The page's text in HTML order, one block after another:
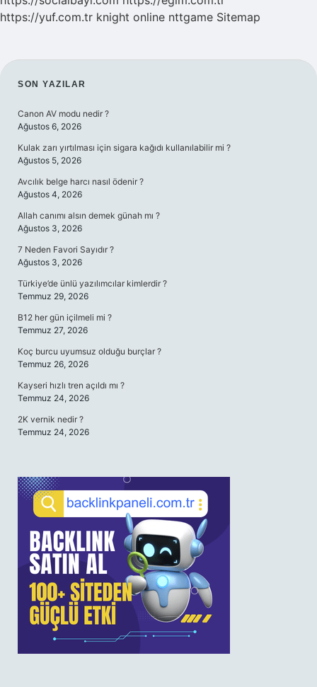
https://yuf.com.tr knight online nttgame Sitemap
SIDEBAR
SON YAZILAR
Canon AV modu nedir ?
Ağustos 6, 2026
Kulak zarı yırtılması için sigara kağıdı kullanılabilir mi ?
Ağustos 5, 2026
Avcılık belge harcı nasıl ödenir ?
Ağustos 4, 2026
Allah canımı alsın demek günah mı ?
Ağustos 3, 2026
7 Neden Favori Sayıdır ?
Ağustos 3, 2026
Türkiye’de ünlü yazılımcılar kimlerdir ?
Temmuz 29, 2026
B12 her gün içilmeli mi ?
Temmuz 27, 2026
Koç burcu uyumsuz olduğu burçlar ?
Temmuz 26, 2026
Kayseri hızlı tren açıldı mı ?
Temmuz 24, 2026
2K vernik nedir ?
Temmuz 24, 2026